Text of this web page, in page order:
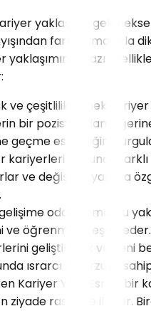
yaklaşımı,
farklı olmasıyla
yaklaşımının bazı
ve çeşitlilik: Esnek kariyer
bir pozisyondan
geçme esnekliğini
kariyerleri boyunca farklı
ve değişiklik yapma
odaklanma: Bu
ve öğrenmeyi teşvik
geliştirmek ve yeni
ısrarcı bir arzuya
Kariyer Yolu: Esnek bir
ziyade rastgele ilerler.